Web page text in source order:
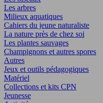
Les arbres
Milieux aquatiques
Cahiers du jeune naturaliste
La nature près de chez soi
Les plantes sauvages
Champignons et autres spores
Autres
Jeux et outils pédagogiques
Matériel
Collections et kits CPN
Jeunesse